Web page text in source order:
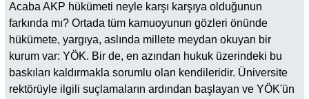
Acaba AKP hükümeti neyle karşı karşıya olduğunun
farkında mı? Ortada tüm kamuoyunun gözleri önünde
hükümete, yargıya, aslında millete meydan okuyan bir
kurum var: YÖK. Bir de, en azından hukuk üzerindeki bu
baskıları kaldırmakla sorumlu olan kendileridir. Üniversite
rektörüyle ilgili suçlamaların ardından başlayan ve YÖK'ün